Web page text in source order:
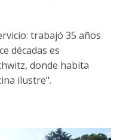
trabajó 35 años
décadas es
donde habita
ilustre".